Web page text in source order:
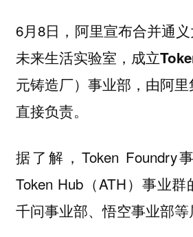
6月8日，阿里宣布合并通
未来生活实验室，成立
元铸造厂）事业部 ，由阿
直接负责。
据了解，Token Foundry
Token Hub（ATH）事业
千问事业部、悟空事业部等